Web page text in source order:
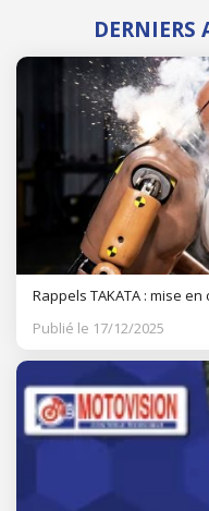
DERNIERS
Rappels TAKATA : mise
Publié le 17/12/2025